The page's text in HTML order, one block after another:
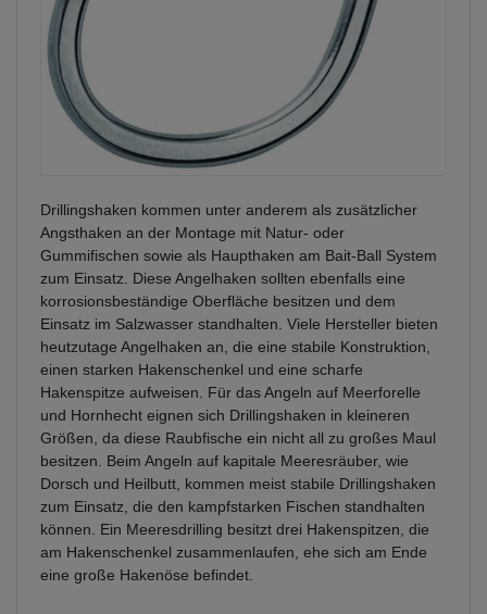
Drillingshaken kommen unter anderem als zusätzlicher
Angsthaken an der Montage mit Natur- oder
Gummifischen sowie als Haupthaken am Bait-Ball System
zum Einsatz. Diese Angelhaken sollten ebenfalls eine
korrosionsbeständige Oberfläche besitzen und dem
Einsatz im Salzwasser standhalten. Viele Hersteller bieten
heutzutage Angelhaken an, die eine stabile Konstruktion,
einen starken Hakenschenkel und eine scharfe
Hakenspitze aufweisen. Für das Angeln auf Meerforelle
und Hornhecht eignen sich Drillingshaken in kleineren
Größen, da diese Raubfische ein nicht all zu großes Maul
besitzen. Beim Angeln auf kapitale Meeresräuber, wie
Dorsch und Heilbutt, kommen meist stabile Drillingshaken
zum Einsatz, die den kampfstarken Fischen standhalten
können. Ein Meeresdrilling besitzt drei Hakenspitzen, die
am Hakenschenkel zusammenlaufen, ehe sich am Ende
eine große Hakenöse befindet.